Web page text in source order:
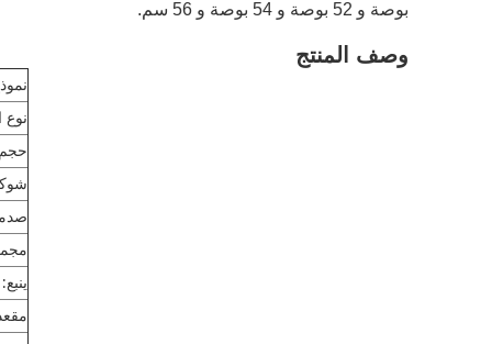
بوصة و 52 بوصة و 54 بوصة و 56 سم.
وصف المنتج
نوع
حجم
ينبع: